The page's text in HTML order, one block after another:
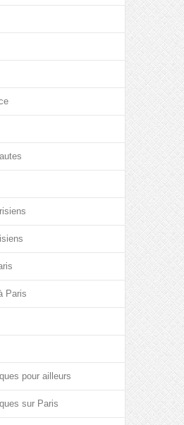
Paris
pour ailleurs
sur Paris